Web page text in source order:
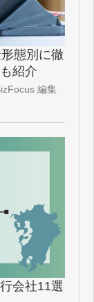
態別に徹
紹介
編集
会社11選